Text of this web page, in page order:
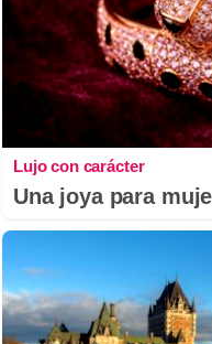
Lujo con carácter
Una joya para